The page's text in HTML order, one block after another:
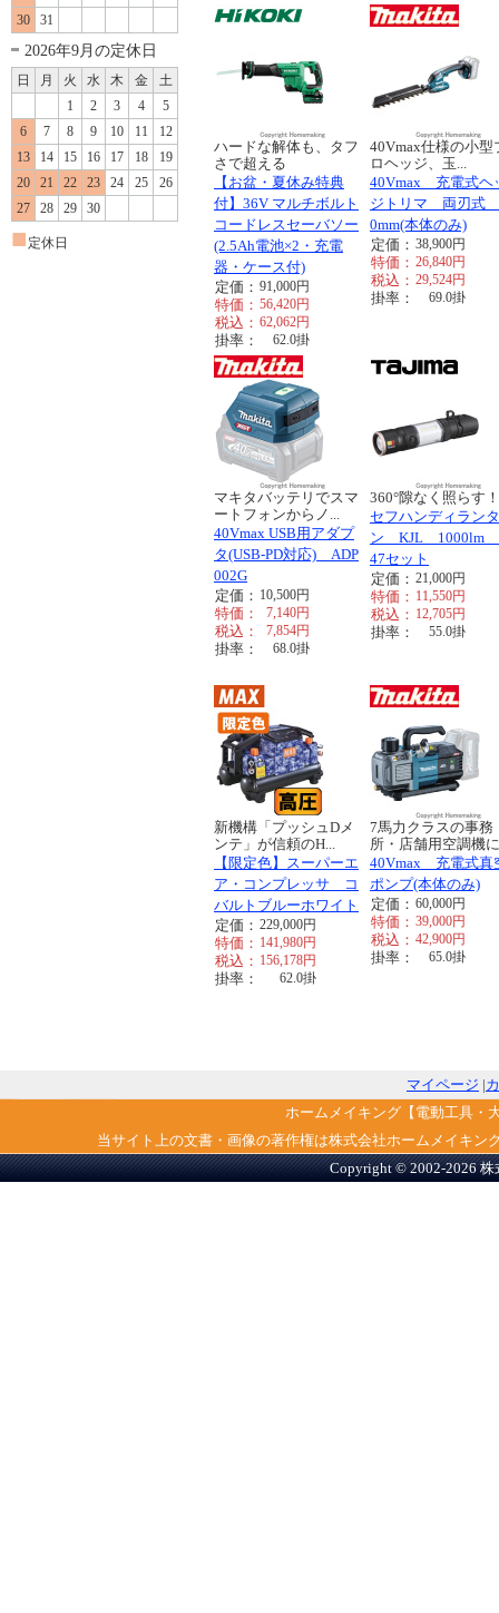
30
31
2026年9月の定休日
日 月 火 水 木 金
土
1
2 3 4
5
6
7 8 9 10 11
12
13
14 15 16 17 18
19
20
21 22 23 24 25
26
27
28 29 30
■ 定休日
ハードな解体も、タフ
さで超える
【お盆・夏休み特典
付】36V マルチボルト
コードレスセーバソー
(2.5Ah電池×2・充電
器・ケース付)
定価： 91,000円
特価： 56,420円
税込： 62,062円
掛率： 62.0掛
40Vmax仕様の小型
ロヘッジ、玉...
40Vmax 充電式ヘ
ジトリマ 両刃式
0mm(本体のみ)
定価： 38,900円
特価： 26,840円
税込： 29,524円
掛率： 69.0掛
マキタバッテリでスマ
ートフォンからノ...
40Vmax USB用アダプ
タ(USB-PD対応) ADP
002G
定価： 10,500円
特価： 7,140円
税込： 7,854円
掛率： 68.0掛
360°隙なく照らす！
セフハンディランタ
ン KJL 1000lm
47セット
定価： 21,000円
特価： 11,550円
税込： 12,705円
掛率： 55.0掛
新機構「プッシュDメ
ンテ」が信頼のH...
【限定色】スーパーエ
ア・コンプレッサ コ
バルトブルーホワイト
定価： 229,000円
特価： 141,980円
税込： 156,178円
掛率： 62.0掛
7馬力クラスの事務
所・店舗用空調機
40Vmax 充電式真
ポンプ(本体のみ)
定価： 60,000円
特価： 39,000円
税込： 42,900円
掛率： 65.0掛
マイページ |
ホームメイキング【電動工具・
当サイト上の文書・画像の著作権は株式会社ホームメイキ
Copyright © 2002-2026